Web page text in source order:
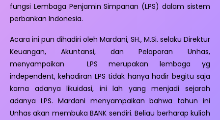
fungsi Lembaga Penjamin Simpanan (LPS) dalam sistem
perbankan Indonesia.
Acara ini pun dihadiri oleh Mardani, SH., M.Si. selaku Direktur
Keuangan, Akuntansi, dan Pelaporan Unhas,
menyampaikan LPS merupakan lembaga yg
independent, kehadiran LPS tidak hanya hadir begitu saja
karna adanya likuidasi, ini lah yang menjadi sejarah
adanya LPS. Mardani menyampaikan bahwa tahun ini
Unhas akan membuka BANK sendiri. Beliau berharap kuliah